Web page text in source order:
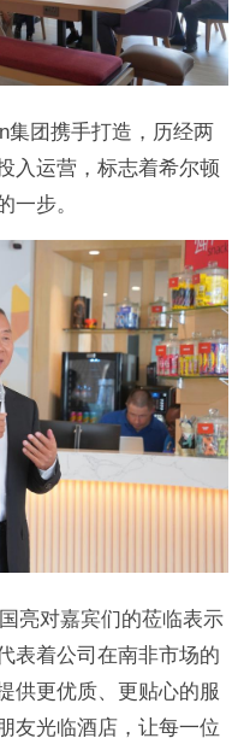
集团携手打造，历经两
入运营，标志着希尔顿
一步。
亮对嘉宾们的莅临表示
表着公司在南非市场的
供更优质、更贴心的服
友光临酒店，让每一位